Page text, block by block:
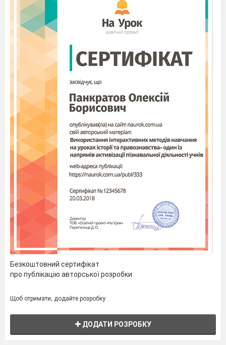
в Ірані плата «за пролиту кров» - 20 тис. $,
сплатити «дію» - «100 верблюдів», 200
корів, 1000 овець, 200 шовкових суконь –
еквівалент;
в Ізраїлі, наприклад був лише єдиний
випадок, коли було засновано смертну
кару – під час Другої світової війни за
військовий злочин проти власного ж
народу по відношенню до ізраїльтянина;
Отже, що на вашу думку,
може біти
метою покарання? (Додаток №5)
Ознаки відповідальності (Додаток №6)
позбавлення волі на певний строк.
Найменший – 1 рік, максимальний за
найтяжчі злочини – до 15 років (Додаток
№7)
Давайте розглянемо деякі конкретні
юридичні ситуації і попрацюємо
Якщо злочинні дії були
діяльністю, посадою –
Безкоштовний сертифікат
про публікацію авторської розробки
Щоб отримати, додайте розробку
ДОДАТИ РОЗРОБКУ